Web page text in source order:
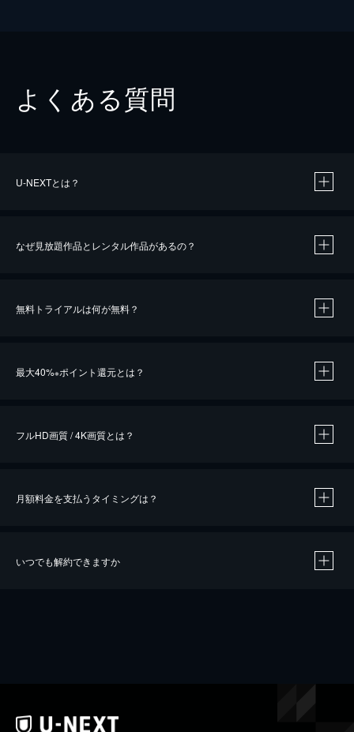
よくある質問
U-NEXTとは？
なぜ見放題作品とレンタル作品があるの？
無料トライアルは何が無料？
最大40%※ポイント還元とは？
※40％ポイント還元の対象は、クレジットカード決済による作品の購入 / レンタルです。
フルHD画質 / 4K画質とは？
月額料金を支払うタイミングは？
いつでも解約できますか